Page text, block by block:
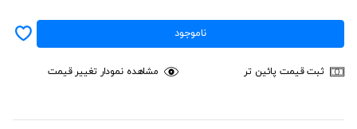
ناموجود
ثبت قیمت پائین تر مشاهده نمودار تغییر قیمت